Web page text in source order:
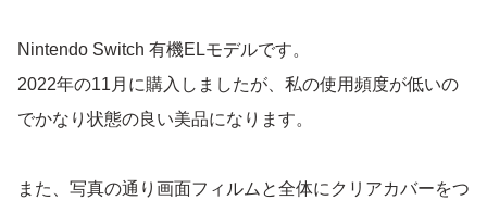
Nintendo Switch 有機ELモデルです。
2022年の11月に購入しましたが、私の使用頻度が低いの
でかなり状態の良い美品になります。
また、写真の通り画面フィルムと全体にクリアカバーをつ